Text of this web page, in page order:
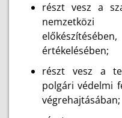
részt vesz a
nemzetközi
értékelésében;
részt vesz a
polgári védelmi
végrehajtásában;